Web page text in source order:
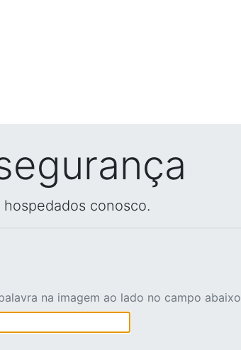
conosco.
na imagem ao lado no campo abaixo